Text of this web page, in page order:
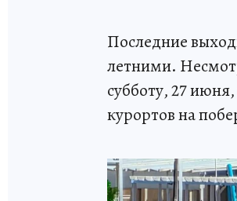
Последние
летними.
субботу, 27
курортов на